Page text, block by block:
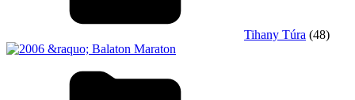
Tihany Túra (48)